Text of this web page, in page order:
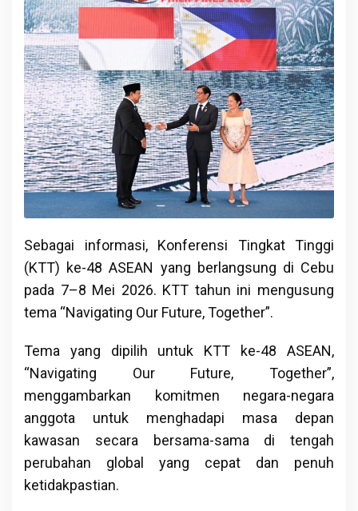
Sebagai informasi, Konferensi Tingkat Tinggi
(KTT) ke-48 ASEAN yang berlangsung di Cebu
pada 7–8 Mei 2026. KTT tahun ini mengusung
tema “Navigating Our Future, Together”.
Tema yang dipilih untuk KTT ke-48 ASEAN,
“Navigating Our Future, Together”,
menggambarkan komitmen negara-negara
anggota untuk menghadapi masa depan
kawasan secara bersama-sama di tengah
perubahan global yang cepat dan penuh
ketidakpastian.